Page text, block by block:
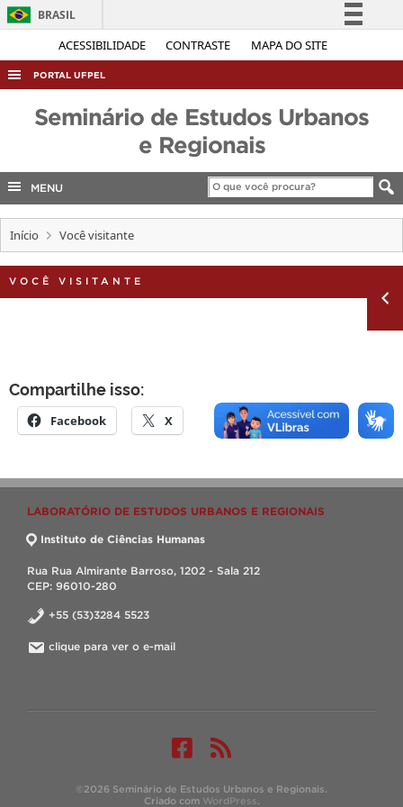
ACESSIBILIDADE CONTRASTE MAPA DO SITE
BRASIL
Simplifique!
Acesso à informação
Legislação
Canais
PORTAL UFPEL
ACESSO À INFORMAÇÃO
Seminário de Estudos Urbanos
e Regionais
MENU
Início Você visitante
VOCÊ VISITANTE
Compartilhe isso:
Facebook X
LABORATÓRIO DE ESTUDOS URBANOS E REGIONAIS
Instituto de Ciências Humanas
Rua Rua Almirante Barroso, 1202 - Sala 212
CEP: 96010-280
+55 (53)3284 5523
clique para ver o e-mail
©2026 Seminário de Estudos Urbanos e Regionais.
Criado com WordPress.